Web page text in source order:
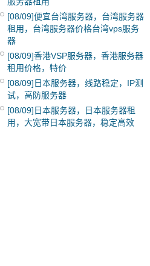
[08/09]便宜台湾服务器，台湾服务器
租用，台湾服务器价格台湾vps服务
器
[08/09]香港VSP服务器，香港服务器
租用价格，特价
[08/09] 日本服务器，线路稳定，IP测
试，高防服务器
[08/09] 日本服务器，日本服务器租
用，大宽带日本服务器，稳定高效